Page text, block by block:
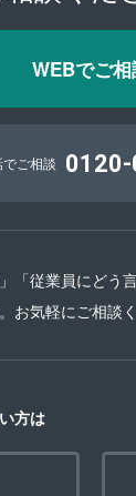
WEBでご相
でご相談
「従業員にどう
お気軽にご相談く
方は